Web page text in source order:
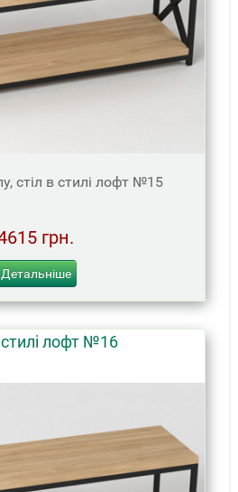
стіл в стилі лофт №15
грн.
Детальніше
стилі лофт №16